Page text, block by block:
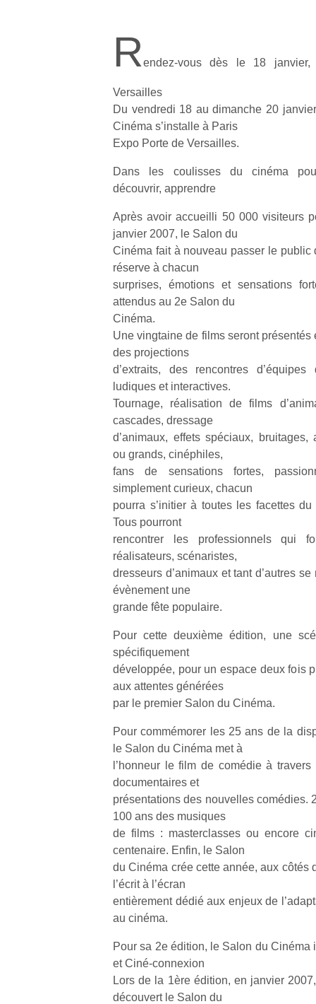
Rendez-vous dès le 18
Versailles
Du vendredi 18 au dimanche 20
Cinéma s’installe à Paris
Expo Porte de Versailles.
Dans les coulisses du cinéma
découvrir, apprendre
Après avoir accueilli 50 000 visiteurs
janvier 2007, le Salon du
Cinéma fait à nouveau passer le public
réserve à chacun
surprises, émotions et sensations
attendus au 2e Salon du
Cinéma.
Une vingtaine de films seront présentés
des projections
d’extraits, des rencontres
ludiques et interactives.
Tournage, réalisation de films
cascades, dressage
d’animaux, effets spéciaux,
ou grands, cinéphiles,
fans de sensations fortes,
simplement curieux, chacun
pourra s’initier à toutes les facettes
Tous pourront
rencontrer les professionnels qui
réalisateurs, scénaristes,
dresseurs d’animaux et tant d’autres
évènement une
grande fête populaire.
Pour cette deuxième édition, une
spécifiquement
développée, pour un espace deux fois
aux attentes générées
par le premier Salon du Cinéma.
Pour commémorer les 25 ans de la
le Salon du Cinéma met à
l’honneur le film de comédie à
documentaires et
présentations des nouvelles comédies.
100 ans des musiques
de films : masterclasses ou encore
centenaire. Enfin, le Salon
du Cinéma crée cette année, aux côtés
l’écrit à l’écran
entièrement dédié aux enjeux de
au cinéma.
Pour sa 2e édition, le Salon du Cinéma
et Ciné-connexion
Lors de la 1ère édition, en janvier
découvert le Salon du